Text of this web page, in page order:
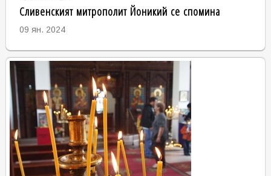
Сливенският митрополит Йоникий се спомина
09 ян. 2024